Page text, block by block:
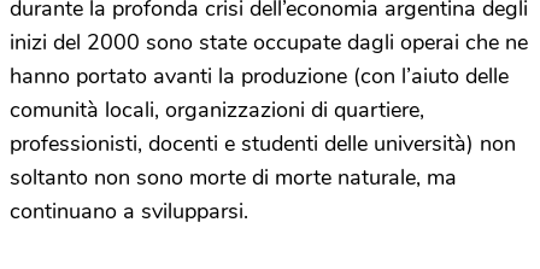
durante la profonda crisi dell’economia argentina degli
inizi del 2000 sono state occupate dagli operai che ne
hanno portato avanti la produzione (con l’aiuto delle
comunità locali, organizzazioni di quartiere,
professionisti, docenti e studenti delle università) non
soltanto non sono morte di morte naturale, ma
continuano a svilupparsi.